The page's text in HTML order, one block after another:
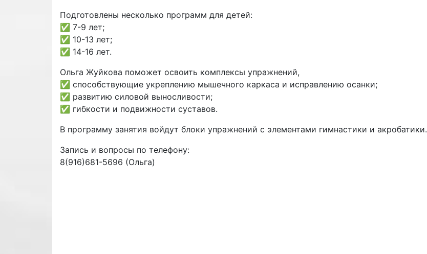
Подготовлены несколько программ для детей:
✅ 7-9 лет;
✅ 10-13 лет;
✅ 14-16 лет.
Ольга Жуйкова поможет освоить комплексы упражнений,
✅ способствующие укреплению мышечного каркаса и исправлению осанки;
✅ развитию силовой выносливости;
✅ гибкости и подвижности суставов.
В программу занятия войдут блоки упражнений с элементами гимнастики и акробатики.
Запись и вопросы по телефону:
8(916)681-5696 (Ольга)